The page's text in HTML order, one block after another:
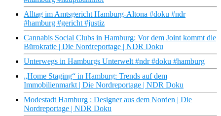
Alltag im Amtsgericht Hamburg-Altona #doku #ndr
#hamburg #gericht #justiz
Cannabis Social Clubs in Hamburg: Vor dem Joint kommt die
Bürokratie | Die Nordreportage | NDR Doku
Unterwegs in Hamburgs Unterwelt #ndr #doku #hamburg
„Home Staging“ in Hamburg: Trends auf dem
Immobilienmarkt | Die Nordreportage | NDR Doku
Modestadt Hamburg : Designer aus dem Norden | Die
Nordreportage | NDR Doku